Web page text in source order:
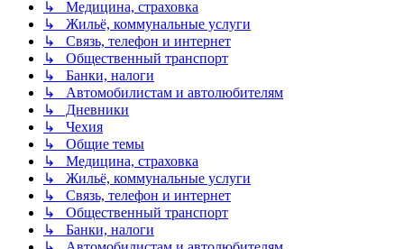
↳ Медицина, страховка
↳ Жильё, коммунальные услуги
↳ Связь, телефон и интернет
↳ Общественный транспорт
↳ Банки, налоги
↳ Автомобилистам и автолюбителям
↳ Дневники
↳ Чехия
↳ Общие темы
↳ Медицина, страховка
↳ Жильё, коммунальные услуги
↳ Связь, телефон и интернет
↳ Общественный транспорт
↳ Банки, налоги